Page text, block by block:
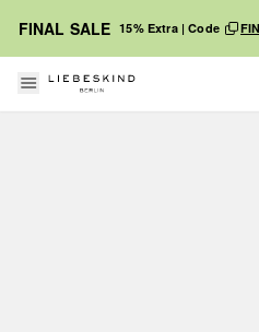
FINAL SALE 15% Extra | Code